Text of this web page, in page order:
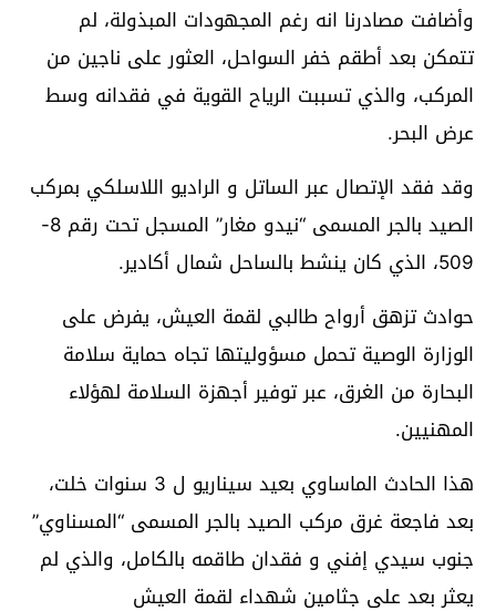
وأضافت مصادرنا انه رغم المجهودات المبذولة، لم
تتمكن بعد أطقم خفر السواحل، العثور على ناجين من
المركب، والذي تسببت الرياح القوية في فقدانه وسط
عرض البحر.
وقد فقد الإتصال عبر الساتل و الراديو اللاسلكي بمركب
الصيد بالجر المسمى “نيدو مغار” المسجل تحت رقم 8-
509، الذي كان ينشط بالساحل شمال أكادير.
حوادث تزهق أرواح طالبي لقمة العيش، يفرض على
الوزارة الوصية تحمل مسؤوليتها تجاه حماية سلامة
البحارة من الغرق، عبر توفير أجهزة السلامة لهؤلاء
المهنيين.
هذا الحادث الماساوي بعيد سيناريو ل 3 سنوات خلت،
بعد فاجعة غرق مركب الصيد بالجر المسمى “المسناوي”
جنوب سيدي إفني و فقدان طاقمه بالكامل، والذي لم
يعثر بعد على جثامين شهداء لقمة العيش